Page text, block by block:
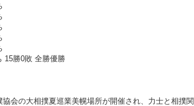
15勝0敗 全勝優勝
会の大相撲夏巡業美幌場所が開催され、力士と相撲関